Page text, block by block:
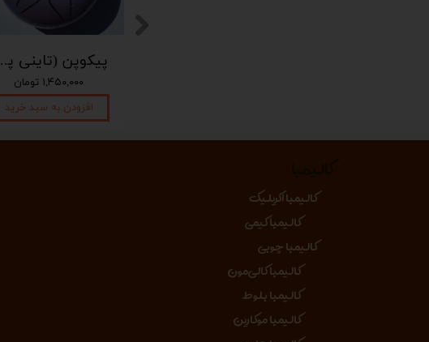
پیکوپن (تاینی
۱,۴۵۰,۰۰۰ تومان
افزودن به سبد خرید
کالیمبا اکریلیک
کالیمبا کیمی
کالیمبا چوبی
کالیمبا کالی‌مون
کالیمبا بلوط
کالیمبا موکارین